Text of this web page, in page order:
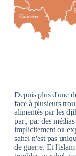
Depuis plus d'une
face à plusieurs
alimentés par les
part, par des
implicitement ou
sahel n'est pas
de guerre. Et